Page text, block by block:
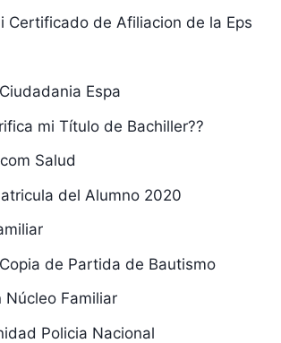
Certificado de Afiliacion de la Eps
Espa
mi Título de Bachiller??
Salud
del Alumno 2020
de Partida de Bautismo
Núcleo Familiar
Policia Nacional